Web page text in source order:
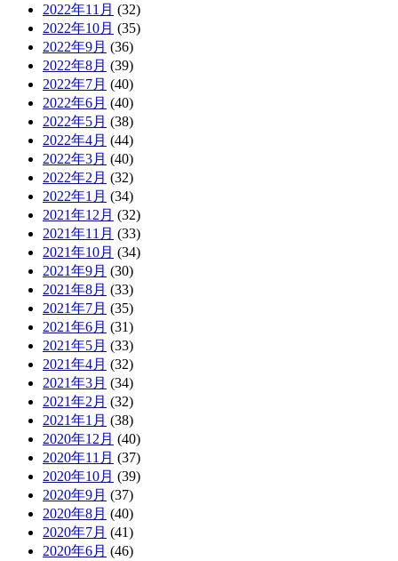
2022年11月 (32)
2022年10月 (35)
2022年9月 (36)
2022年8月 (39)
2022年7月 (40)
2022年6月 (40)
2022年5月 (38)
2022年4月 (44)
2022年3月 (40)
2022年2月 (32)
2022年1月 (34)
2021年12月 (32)
2021年11月 (33)
2021年10月 (34)
2021年9月 (30)
2021年8月 (33)
2021年7月 (35)
2021年6月 (31)
2021年5月 (33)
2021年4月 (32)
2021年3月 (34)
2021年2月 (32)
2021年1月 (38)
2020年12月 (40)
2020年11月 (37)
2020年10月 (39)
2020年9月 (37)
2020年8月 (40)
2020年7月 (41)
2020年6月 (46)